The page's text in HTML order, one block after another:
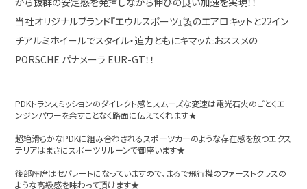
当社オリジナルブランド『エウルスポーツ』製のエアロキットと22イン
チアルミホイールでスタイル・迫力ともにキマッたおススメの
PORSCHE パナメーラ EUR-GT！！
PDKトランスミッションのダイレクト感とスムーズな変速は電光石火のごとくエ
ンジンパワーを余すことなく路面に伝えてくれます★
超絶滑らかなPDKに組み合わされるスポーツカーのような存在感を放つエクス
テリアはまさにスポーツサルーンで御座います★
後部座席はセパレートになっていますので、まるで飛行機のファーストクラスの
ような高級感を味わって頂けます★